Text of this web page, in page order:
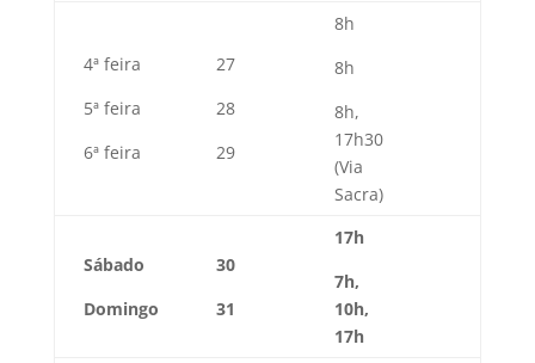
4ª feira
5ª feira
6ª feira
27
28
29
8h
8h
8h,
17h30
(Via
Sacra)
Sábado
Domingo
30
31
17h
7h,
10h,
17h